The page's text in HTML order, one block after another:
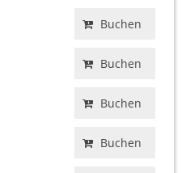
Buchen
Buchen
Buchen
Buchen